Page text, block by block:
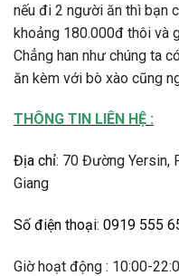
nếu đi 2 người ăn thì bạn
khoảng 180.000đ thôi và
Chẳng han như chúng ta
ăn kèm với bò xào cũng
THÔNG TIN LIÊN HỆ :
Địa chỉ: 70 Đường Yersin,
Giang
Số điện thoại: 0919 555
Giờ hoạt động : 10:00-